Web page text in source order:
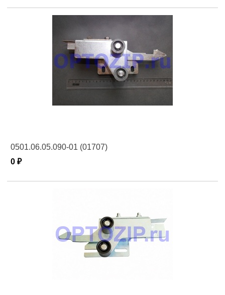
0501.06.05.090-01 (01707)
0 ₽